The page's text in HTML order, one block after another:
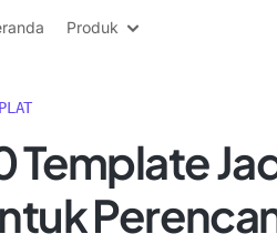
Produk
Template